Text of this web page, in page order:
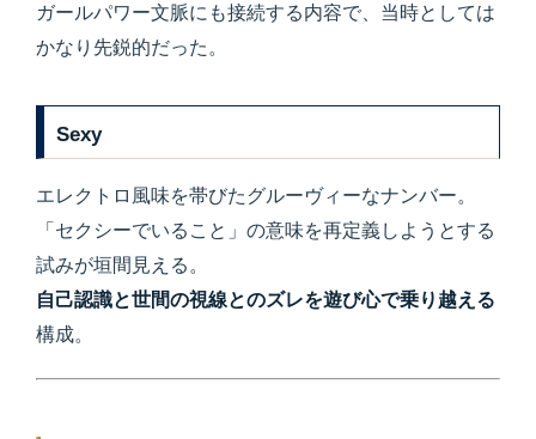
ガールパワー文脈にも接続する内容で、当時としては
かなり先鋭的だった。
Sexy
エレクトロ風味を帯びたグルーヴィーなナンバー。
「セクシーでいること」の意味を再定義しようとする
試みが垣間見える。
自己認識と世間の視線とのズレを遊び心で乗り越える
構成。